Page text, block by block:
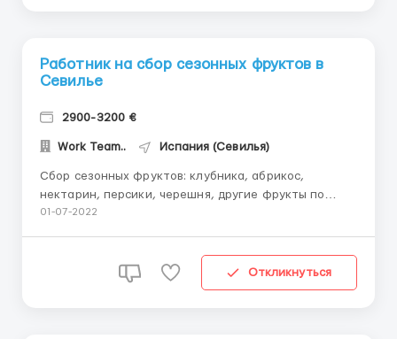
Работник на сбор сезонных фруктов в
Севилье
2900-3200 €
Work Team.. Испания (Севилья)
Сбор сезонных фруктов: клубника, абрикос,
нектарин, персики, черешня, другие фрукты по
сезону. Фрукты крупные, собирать легко. Климат
01-07-2022
Откликнуться